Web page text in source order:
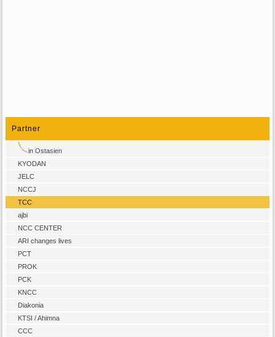
Partner
in Ostasien
KYODAN
JELC
NCCJ
TCC
ajbi
NCC CENTER
ARI changes lives
PCT
PROK
PCK
KNCC
Diakonia
KTSI / Ahimna
CCC